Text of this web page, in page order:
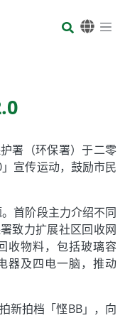
Body
署（环保署）于二零
宣传运动，鼓励市民
首阶段主力介绍不同
致力扩展社区回收网
收物料，包括玻璃容
器及四电一脑，推动
新拍档「悭BB」，向